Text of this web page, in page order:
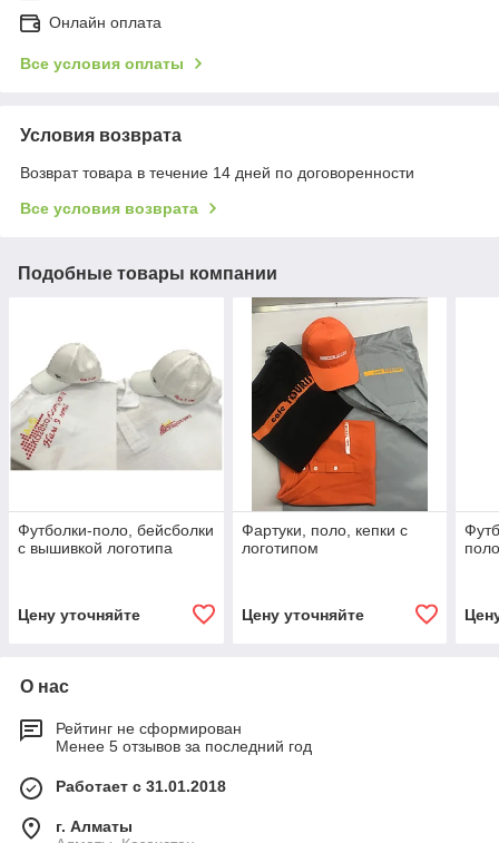
Онлайн оплата
Все условия оплаты
Условия возврата
Возврат товара в течение 14 дней по договоренности
Все условия возврата
Подобные товары компании
Футболки-поло, бейсболки
с вышивкой логотипа
Цену уточняйте
Фартуки, поло, кепки с
логотипом
Цену уточняйте
О нас
Рейтинг не сформирован
Менее 5 отзывов за последний год
Работает с 31.01.2018
г. Алматы